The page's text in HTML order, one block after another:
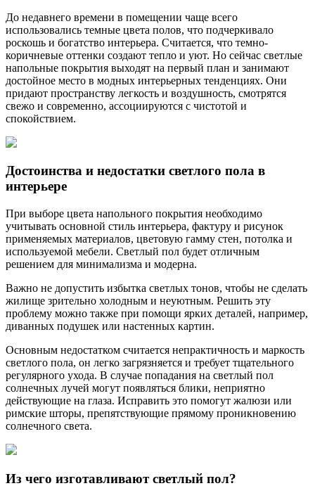
До недавнего времени в помещении чаще всего
использовались темные цвета полов, что подчеркивало
роскошь и богатство интерьера. Считается, что темно-
коричневые оттенки создают тепло и уют. Но сейчас светлые
напольные покрытия выходят на первый план и занимают
достойное место в модных интерьерных тенденциях. Они
придают пространству легкость и воздушность, смотрятся
свежо и современно, ассоциируются с чистотой и
спокойствием.
Достоинства и недостатки светлого пола в
интерьере
При выборе цвета напольного покрытия необходимо
учитывать основной стиль интерьера, фактуру и рисунок
применяемых материалов, цветовую гамму стен, потолка и
используемой мебели. Светлый пол будет отличным
решением для минимализма и модерна.
Важно не допустить избытка светлых тонов, чтобы не сделать
жилище зрительно холодным и неуютным. Решить эту
проблему можно также при помощи ярких деталей, например,
диванных подушек или настенных картин.
Основным недостатком считается непрактичность и маркость
светлого пола, он легко загрязняется и требует тщательного
регулярного ухода. В случае попадания на светлый пол
солнечных лучей могут появляться блики, неприятно
действующие на глаза. Исправить это помогут жалюзи или
римские шторы, препятствующие прямому проникновению
солнечного света.
Из чего изготавливают светлый пол?